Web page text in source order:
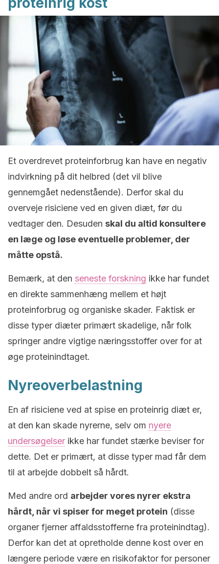
Et overdrevet proteinforbrug kan have en negativ
indvirkning på dit helbred (det vil blive
gennemgået nedenstående). Derfor skal du
overveje risiciene ved en given diæt, før du
vedtager den. Desuden skal du altid konsultere
en læge og løse eventuelle problemer, der
måtte opstå.
Bemærk, at den seneste forskning ikke har fundet
en direkte sammenhæng mellem et højt
proteinforbrug og organiske skader. Faktisk er
disse typer diæter primært skadelige, når folk
springer andre vigtige næringsstoffer over for at
øge proteinindtaget.
Nyreoverbelastning
En af risiciene ved at spise en proteinrig diæt er,
at den kan skade nyrerne, selv om nyere
undersøgelser ikke har fundet stærke beviser for
dette. Det er primært, at disse typer mad får dem
til at arbejde dobbelt så hårdt.
Med andre ord arbejder vores nyrer ekstra
hårdt, når vi spiser for meget protein (disse
organer fjerner affaldsstofferne fra proteinindtag).
Derfor kan det at opretholde denne kost over en
længere periode være en risikofaktor for personer